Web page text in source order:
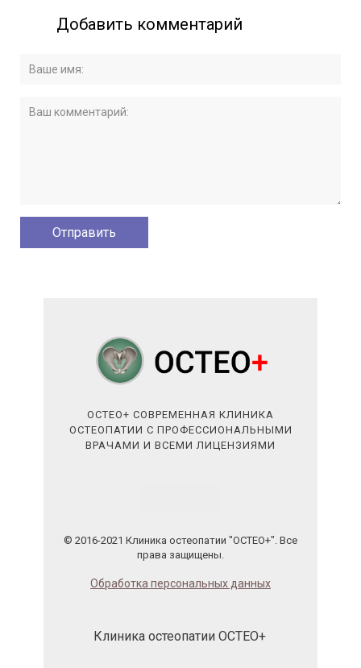
Добавить комментарий
ОСТЕО+ СОВРЕМЕННАЯ КЛИНИКА
ОСТЕОПАТИИ С ПРОФЕССИОНАЛЬНЫМИ
ВРАЧАМИ И ВСЕМИ ЛИЦЕНЗИЯМИ
© 2016-2021 Клиника остеопатии "ОСТЕО+". Все
права защищены.
Обработка персональных данных
Клиника остеопатии ОСТЕО+